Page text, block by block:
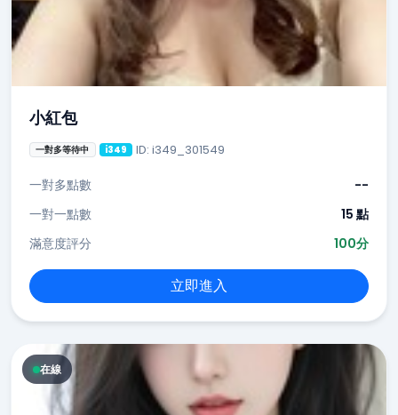
小紅包
一對多等待中 i349 ID: i349_301549
一對多點數
--
一對一點數
15 點
滿意度評分
100分
立即進入
在線